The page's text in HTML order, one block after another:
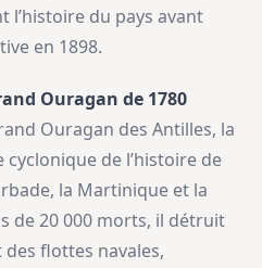
du pays avant
en 1898.
Ouragan de 1780
Ouragan des Antilles, la
de l’histoire de
la Martinique et la
de 20 000 morts, il détruit
flottes navales,